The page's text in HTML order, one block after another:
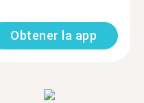
Obtener la app